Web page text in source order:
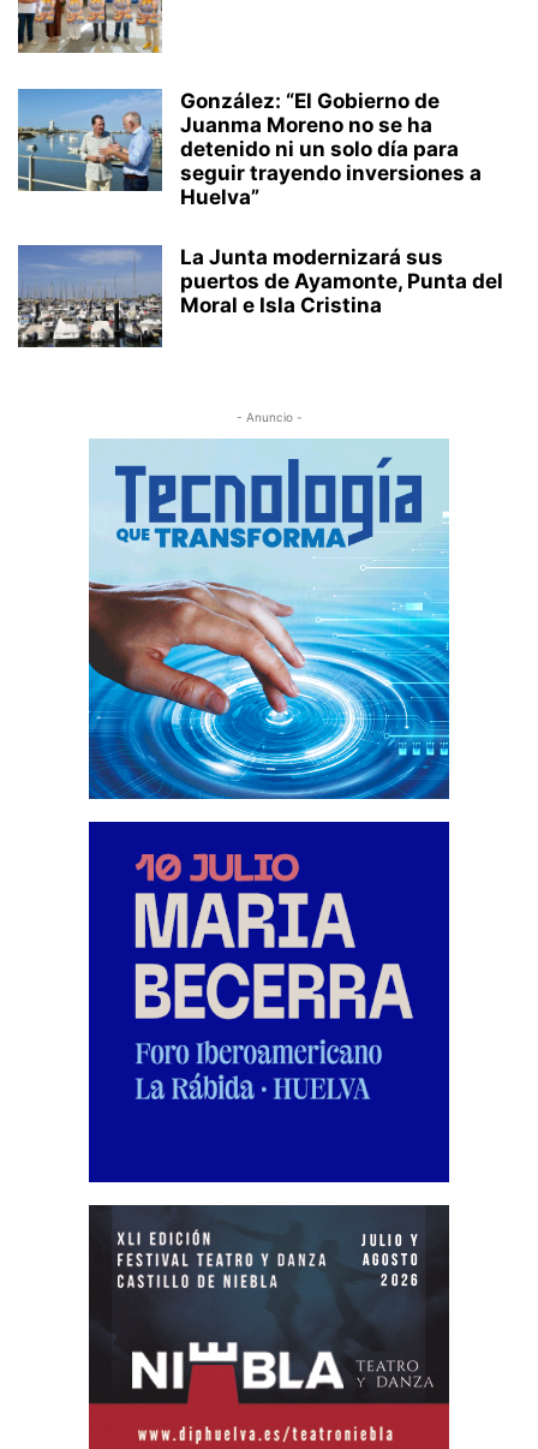
González: “El Gobierno de
Juanma Moreno no se ha
detenido ni un solo día para
seguir trayendo inversiones a
Huelva”
La Junta modernizará sus
puertos de Ayamonte, Punta del
Moral e Isla Cristina
- Anuncio -